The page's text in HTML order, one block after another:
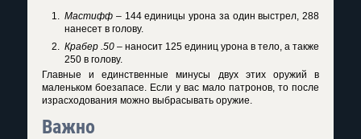
Мастифф – 144 единицы урона за один выстрел, 288
нанесет в голову.
Крабер .50 – наносит 125 единиц урона в тело, а также
250 в голову.
Главные и единственные минусы двух этих оружий в
маленьком боезапасе. Если у вас мало патронов, то после
израсходования можно выбрасывать оружие.
Важно